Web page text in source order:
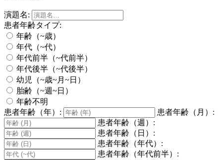
演題名:
患者年齢タイプ:
年齢（~歳）
年代（~代）
年代前半（~代前半）
年代後半（~代後半）
幼児（~歳~月~日）
胎齢（~週~日）
年齢不明
患者年齢（年）:
患者年齢（月）:
患者年齢（週）:
患者年齢（日）:
患者年齢（年代）:
患者年齢（年代前半）: